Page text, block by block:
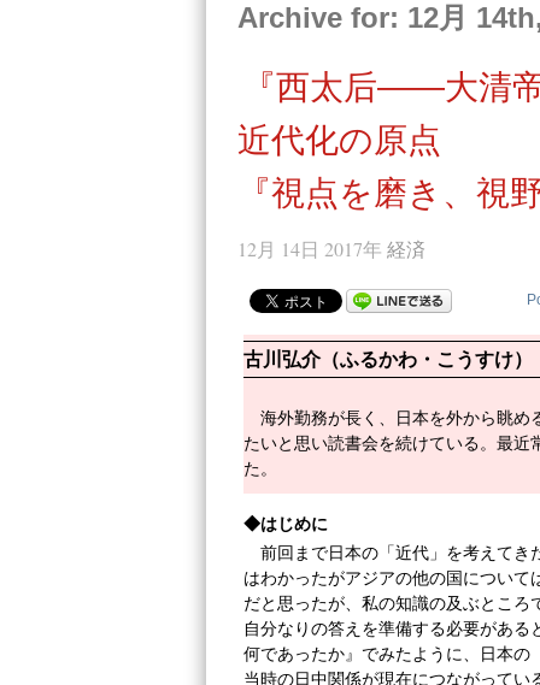
Archive for: 12月
『西太后——大清
近代化の原点
『視点を磨き、視
12月 14日 2017年 経済
古川弘介（ふるかわ・こうすけ）
海外勤務が長く、日本を外から眺め
たいと思い読書会を続けている。最
た。
◆はじめに
前回まで日本の「近代」を考えてき
はわかったがアジアの他の国につい
だと思ったが、私の知識の及ぶとこ
自分なりの答えを準備する必要があ
何であったか』でみたように、日本
当時の日中関係が現在につながってい